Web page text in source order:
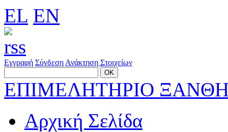
EL EN
Εγγραφή Σύνδεση Ανάκτηση Στοιχείων
ΕΠΙΜΕΛΗΤΗΡΙΟ
Αρχική Σελίδα